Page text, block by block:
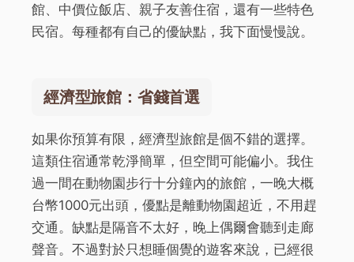
館、中價位飯店、親子友善住宿，還有一些特色
民宿。每種都有自己的優缺點，我下面慢慢說。
經濟型旅館：省錢首選
如果你預算有限，經濟型旅館是個不錯的選擇。
這類住宿通常乾淨簡單，但空間可能偏小。我住
過一間在動物園步行十分鐘內的旅館，一晚大概
台幣1000元出頭，優點是離動物園超近，不用趕
交通。缺點是隔音不太好，晚上偶爾會聽到走廊
聲音。不過對於只想睡個覺的遊客來說，已經很